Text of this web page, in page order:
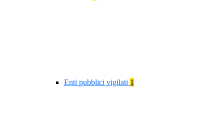
Enti pubblici vigilati 1